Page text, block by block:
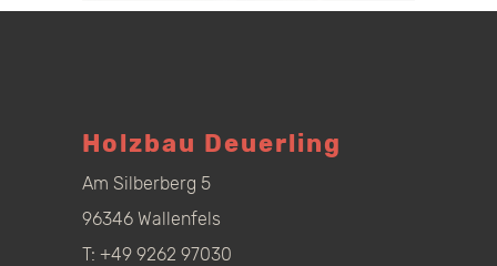
Holzbau Deuerling
Am Silberberg 5
96346 Wallenfels
T: +49 9262 97030